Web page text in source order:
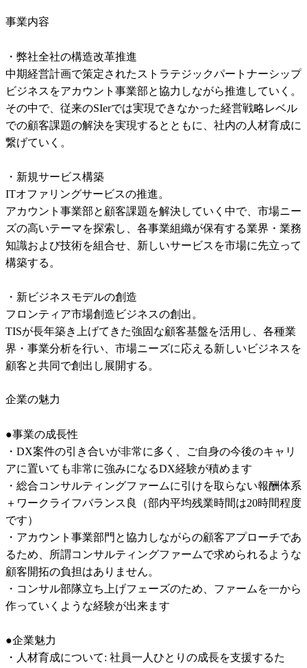
事業内容
・弊社全社の構造改革推進
中期経営計画で策定されたストラテジックパートナーシップ
ビジネスをアカウント事業部と協力しながら推進していく。
その中で、従来のSIerでは実現できなかった経営戦略レベル
での顧客課題の解決を実現するとともに、社内の人材育成に
繋げていく。
・新規サービス構築
ITオファリングサービスの推進。
アカウント事業部と顧客課題を解決していく中で、市場ニー
ズの高いテーマを探索し、各事業組織が保有する業界・業務
知識および技術を組合せ、新しいサービスを市場に先立って
構築する。
・新ビジネスモデルの創造
フロンティア市場創造ビジネスの創出。
TISが長年築き上げてきた強固な顧客基盤を活用し、各種業
界・事業分析を行い、市場ニーズに応える新しいビジネスを
顧客と共同で創出し展開する。
企業の魅力
●事業の成長性
・DX案件の引き合いが非常に多く、ご自身の今後のキャリ
アに置いても非常に強みになるDX経験が積めます
・総合コンサルティングファームに引けを取らない報酬体系
＋ワークライフバランス良（部内平均残業時間は20時間程度
です）
・アカウント事業部門と協力しながらの顧客アプローチであ
るため、所謂コンサルティングファームで求められるような
顧客開拓の負担はありません。
・コンサル部隊立ち上げフェーズのため、ファームを一から
作っていくような経験が出来ます
●企業魅力
・人材育成について: 社員一人ひとりの成長を支援するた